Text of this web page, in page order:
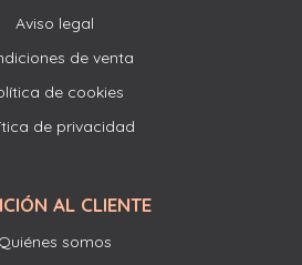
Aviso legal
de venta
de cookies
de privacidad
AL CLIENTE
Quiénes somos